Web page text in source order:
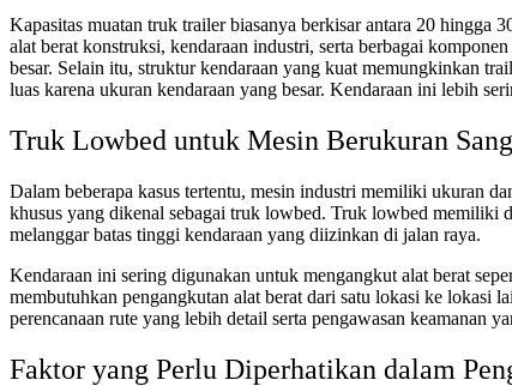
Kapasitas muatan truk trailer biasanya berkisar antara 20 hingga
alat berat konstruksi, kendaraan industri, serta berbagai
besar. Selain itu, struktur kendaraan yang kuat memungkinkan
luas karena ukuran kendaraan yang besar. Kendaraan ini lebih
Truk Lowbed untuk Mesin Berukuran
Dalam beberapa kasus tertentu, mesin industri memiliki ukuran
khusus yang dikenal sebagai truk lowbed. Truk lowbed memiliki
melanggar batas tinggi kendaraan yang diizinkan di jalan raya.
Kendaraan ini sering digunakan untuk mengangkut alat berat
membutuhkan pengangkutan alat berat dari satu lokasi ke lokasi
perencanaan rute yang lebih detail serta pengawasan keamanan
Faktor yang Perlu Diperhatikan dalam